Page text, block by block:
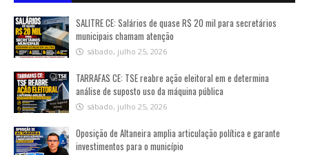
SALITRE CE: Salários de quase R$ 20 mil para secretários
municipais chamam atenção
sábado, julho 25, 2026
TARRAFAS CE: TSE reabre ação eleitoral em e determina
análise de suposto uso da máquina pública
sábado, julho 25, 2026
Oposição de Altaneira amplia articulação política e garante
investimentos para o município